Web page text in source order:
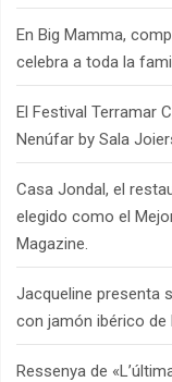
En Big Mamma,
celebra a toda la
El Festival Terramar
Nenúfar by Sala
Casa Jondal, el
elegido como el
Magazine.
Jacqueline presenta
con jamón ibérico de
Ressenya de